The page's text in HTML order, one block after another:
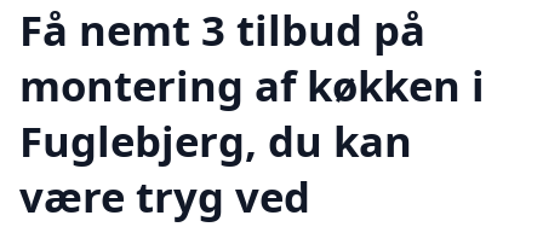
Få nemt 3 tilbud på
montering af køkken i
Fuglebjerg, du kan
være tryg ved